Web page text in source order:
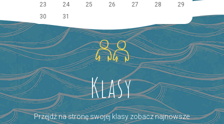
23
24 25 26 27 28
29
30
31
Klasy
Przejdź na stronę swojej klasy zobacz najnowsze